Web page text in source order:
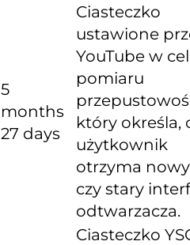
5
months
27 days
Ciasteczko
ustawione
YouTube w
pomiaru
który określa,
użytkownik
otrzyma
czy stary
odtwarzacza.
Ciasteczko